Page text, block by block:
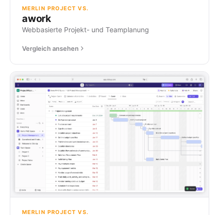
MERLIN PROJECT VS.
awork
Webbasierte Projekt- und Teamplanung
Vergleich ansehen
MERLIN PROJECT VS.